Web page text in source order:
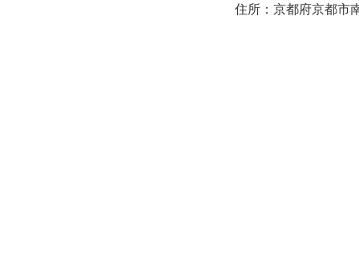
住所：京都府京都市